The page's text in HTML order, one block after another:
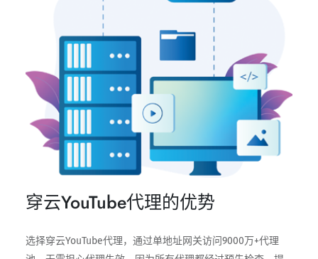
穿云YouTube代理的优势
选择穿云YouTube代理，通过单地址网关访问9000万+代理